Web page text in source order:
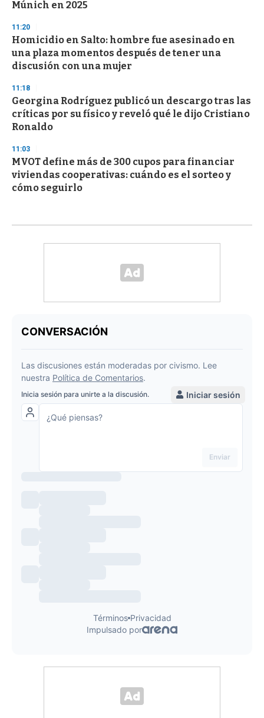
Múnich en 2025
11:20
Homicidio en Salto: hombre fue asesinado en
una plaza momentos después de tener una
discusión con una mujer
11:18
Georgina Rodríguez publicó un descargo tras las
críticas por su físico y reveló qué le dijo Cristiano
Ronaldo
11:03
MVOT define más de 300 cupos para financiar
viviendas cooperativas: cuándo es el sorteo y
cómo seguirlo